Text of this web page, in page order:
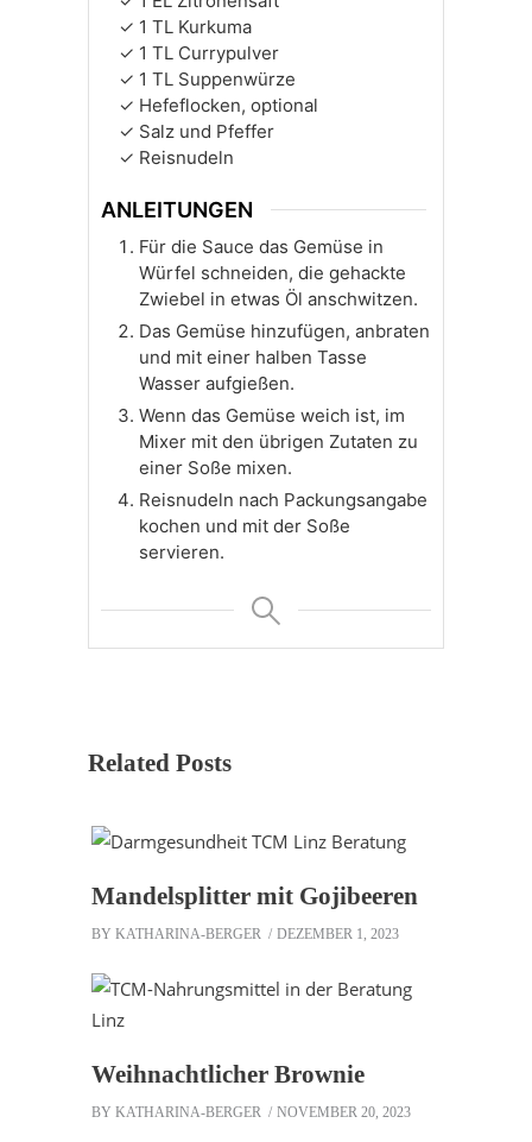
1 TL Kurkuma
1 TL Currypulver
1 TL Suppenwürze
Hefeflocken, optional
Salz und Pfeffer
Reisnudeln
ANLEITUNGEN
Für die Sauce das Gemüse in
Würfel schneiden, die gehackte
Zwiebel in etwas Öl anschwitzen.
Das Gemüse hinzufügen, anbraten
und mit einer halben Tasse
Wasser aufgießen.
Wenn das Gemüse weich ist, im
Mixer mit den übrigen Zutaten zu
einer Soße mixen.
Reisnudeln nach Packungsangabe
kochen und mit der Soße
servieren.
Related Posts
Mandelsplitter mit Gojibeeren
BY KATHARINA-BERGER DEZEMBER 1, 2023
Weihnachtlicher Brownie
BY KATHARINA-BERGER NOVEMBER 20, 2023